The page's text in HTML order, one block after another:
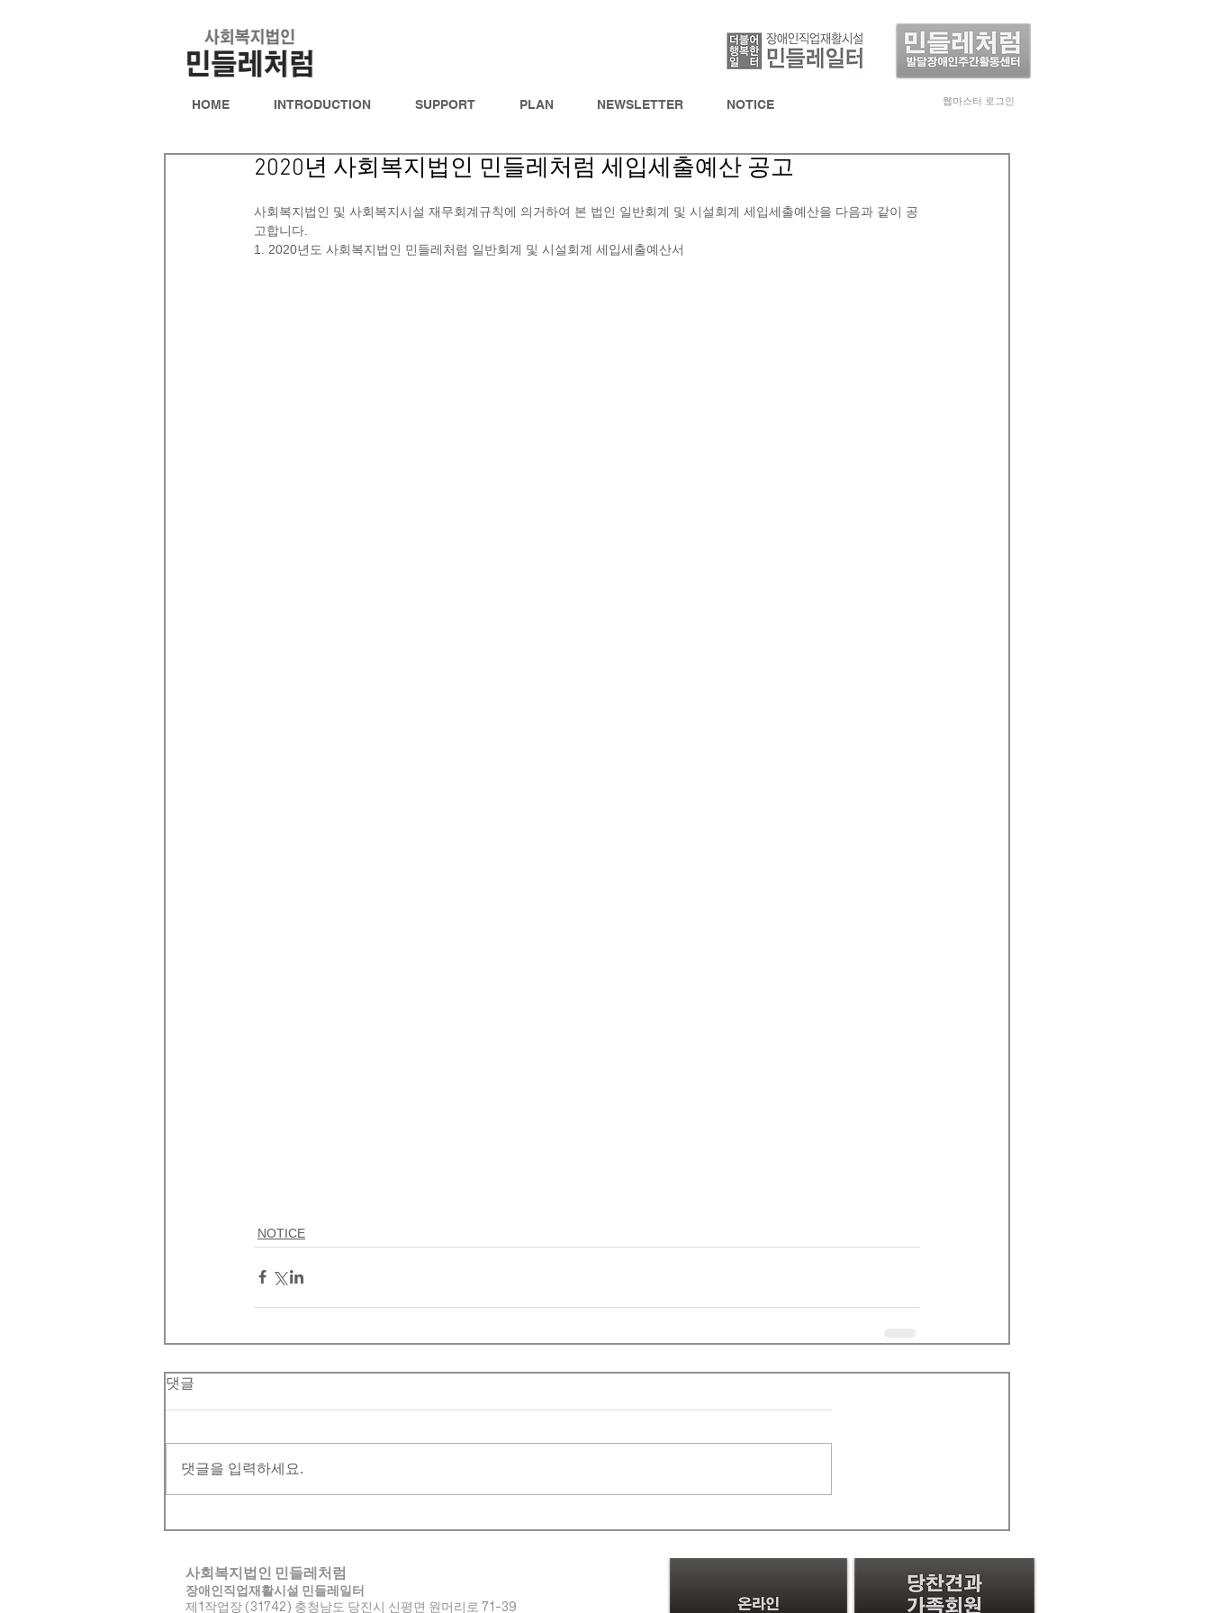
HOME INTRODUCTION SUPPORT PLAN NEWSLETTER NOTICE 웹마스터 로그인
2020년 사회복지법인 민들레처럼 세입세출예산 공고
사회복지법인 및 사회복지시설 재무회계규칙에 의거하여 본 법인 일반회계 및 시설회계 세입세출예산을 다음과 같이 공
고합니다.
1. 2020년도 사회복지법인 민들레처럼 일반회계 및 시설회계 세입세출예산서
NOTICE
댓글
댓글을 입력하세요.
사회복지법인 민들레처럼
장애인직업재활시설 민들레일터
제1작업장 (31742) 충청남도 당진시 신평면 원머리로 71-39